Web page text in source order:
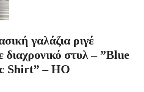
γαλάζια ριγέ
διαχρονικό στυλ – ”Blue
Shirt” – HO